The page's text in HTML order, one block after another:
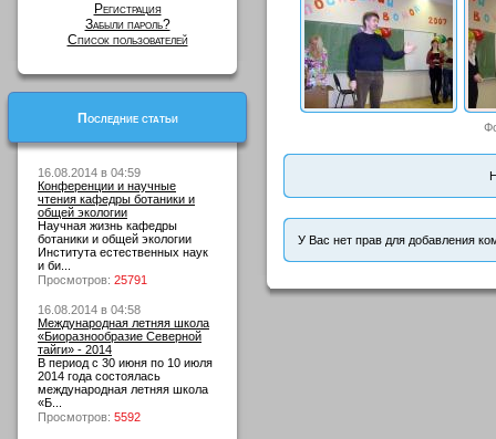
Регистрация
Забыли пароль?
Список пользователей
Последние статьи
16.08.2014 в 04:59
Конференции и научные
чтения кафедры ботаники и
общей экологии
Научная жизнь кафедры
ботаники и общей экологии
Института естественных наук
и би...
Просмотров: 25791
16.08.2014 в 04:58
Международная летняя школа
«Биоразнообразие Северной
тайги» - 2014
В период с 30 июня по 10 июля
2014 года состоялась
международная летняя школа
«Б...
Просмотров: 5592
У Вас нет прав для добавления